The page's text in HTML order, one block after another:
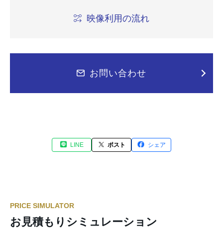
映像利用の流れ
お問い合わせ
LINE ポスト シェア
PRICE SIMULATOR
お見積もりシミュレーション